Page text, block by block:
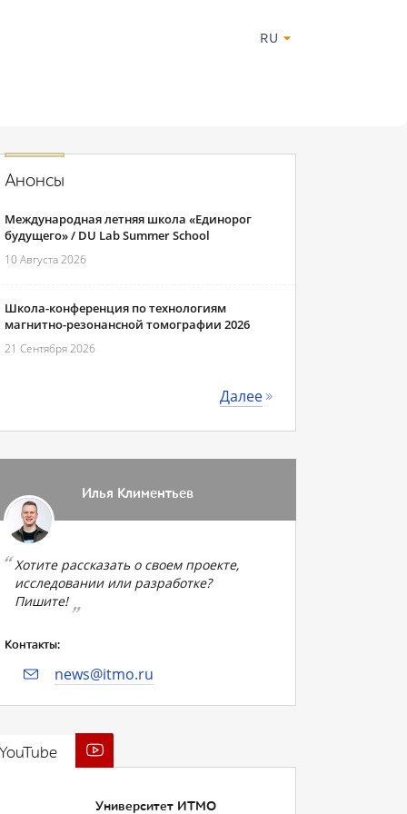
RU
Анонсы
Международная летняя школа «Единорог
будущего» / DU Lab Summer School
10 Августа 2026
Школа-конференция по технологиям
магнитно-резонансной томографии 2026
21 Сентября 2026
Далее
Илья Климентьев
Хотите рассказать о своем проекте,
исследовании или разработке?
Пишите!
Контакты:
news@itmo.ru
Университет ИТМО